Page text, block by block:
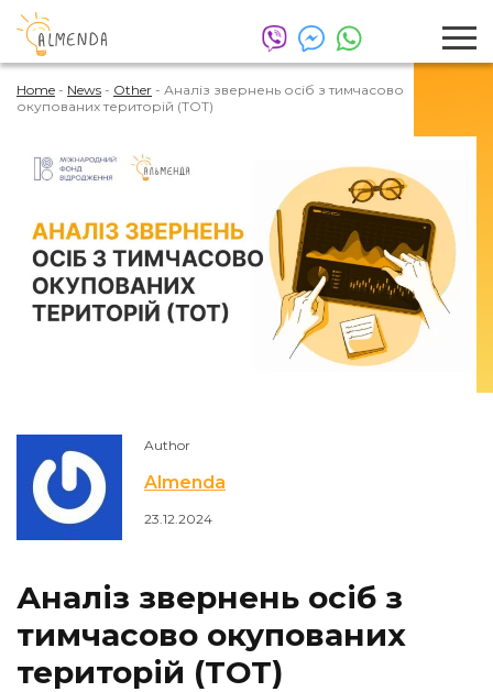
Home - News - Other - Аналіз звернень осіб з тимчасово
окупованих територій (ТОТ)
Author
Almenda
23.12.2024
Аналіз звернень осіб з
тимчасово окупованих
територій (ТОТ)